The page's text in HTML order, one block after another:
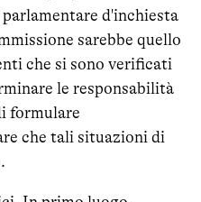
d'inchiesta
sarebbe quello
che si sono verificati
le responsabilità
formulare
che tali situazioni di